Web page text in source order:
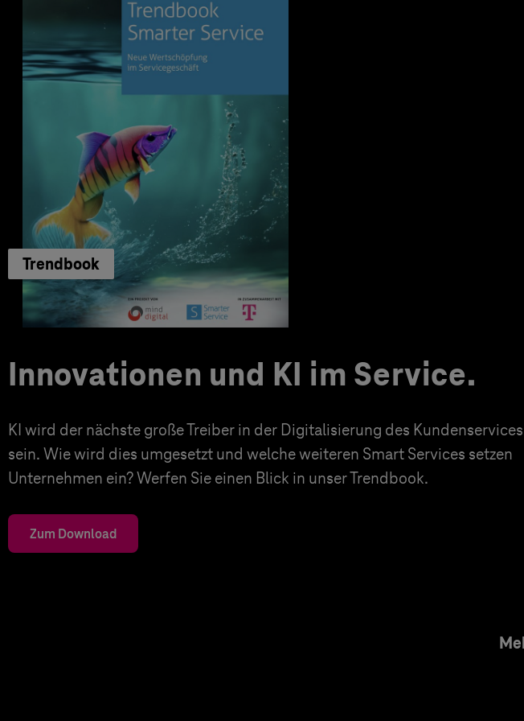
Trendbook
Innovationen und KI im Service.
KI wird der nächste große Treiber in der Digitalisierung des Kundenservices
sein. Wie wird dies umgesetzt und welche weiteren Smart Services setzen
Unternehmen ein? Werfen Sie einen Blick in unser Trendbook.
Zum Download